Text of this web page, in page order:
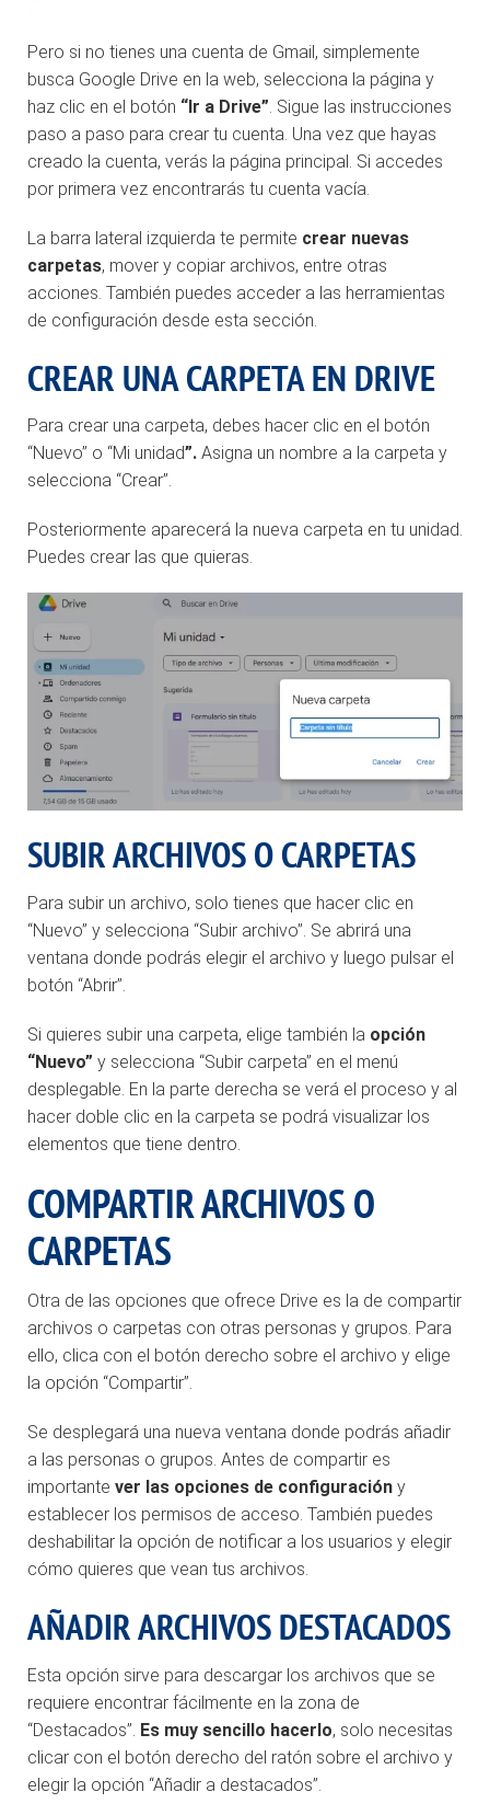
Pero si no tienes una cuenta de Gmail, simplemente
busca Google Drive en la web, selecciona la página y
haz clic en el botón “Ir a Drive” . Sigue las instrucciones
paso a paso para crear tu cuenta. Una vez que hayas
creado la cuenta, verás la página principal. Si accedes
por primera vez encontrarás tu cuenta vacía.
La barra lateral izquierda te permite crear nuevas
carpetas, mover y copiar archivos, entre otras
acciones. También puedes acceder a las herramientas
de configuración desde esta sección.
CREAR UNA CARPETA EN DRIVE
Para crear una carpeta, debes hacer clic en el botón
“Nuevo” o “Mi unidad”. Asigna un nombre a la carpeta y
selecciona “Crear”.
Posteriormente aparecerá la nueva carpeta en tu unidad.
Puedes crear las que quieras.
SUBIR ARCHIVOS O CARPETAS
Para subir un archivo, solo tienes que hacer clic en
“Nuevo” y selecciona “Subir archivo”. Se abrirá una
ventana donde podrás elegir el archivo y luego pulsar el
botón “Abrir”.
Si quieres subir una carpeta, elige también la opción
“Nuevo” y selecciona “Subir carpeta” en el menú
desplegable. En la parte derecha se verá el proceso y al
hacer doble clic en la carpeta se podrá visualizar los
elementos que tiene dentro.
COMPARTIR ARCHIVOS O
CARPETAS
Otra de las opciones que ofrece Drive es la de compartir
archivos o carpetas con otras personas y grupos. Para
ello, clica con el botón derecho sobre el archivo y elige
la opción “Compartir”.
Se desplegará una nueva ventana donde podrás añadir
a las personas o grupos. Antes de compartir es
importante ver las opciones de configuración y
establecer los permisos de acceso. También puedes
deshabilitar la opción de notificar a los usuarios y elegir
cómo quieres que vean tus archivos.
AÑADIR ARCHIVOS DESTACADOS
Esta opción sirve para descargar los archivos que se
requiere encontrar fácilmente en la zona de
“Destacados”. Es muy sencillo hacerlo, solo necesitas
clicar con el botón derecho del ratón sobre el archivo y
elegir la opción “Añadir a destacados”.